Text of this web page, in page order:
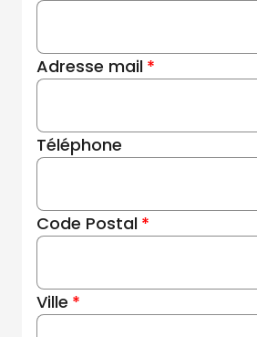
Adresse mail
Téléphone
Code Postal
Ville